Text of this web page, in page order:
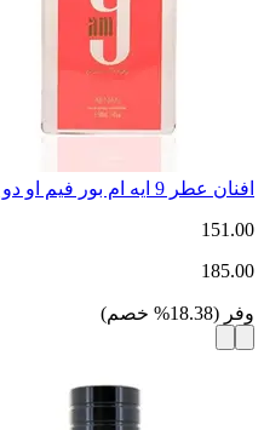
افنان عطر 9 ايه ام بور فيم او دو برفيوم
151.00
185.00
وفر (
18.38
% خصم)